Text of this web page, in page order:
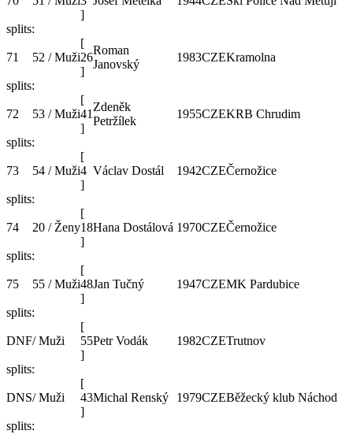
]
splits:
71 52 / Muži
[
26
]
Roman
Janovský
1983CZEKramolna
splits:
72 53 / Muži
[
41
]
Zdeněk
Petržílek
1955CZEKRB Chrudim
splits:
73 54 / Muži
[
4
]
Václav Dostál 1942CZEČernožice
splits:
74 20 / Ženy
[
18
]
Hana Dostálová 1970CZEČernožice
splits:
75 55 / Muži
[
48
]
Jan Tučný 1947CZEMK Pardubice
splits:
DNF/ Muži
[
55
]
Petr Vodák 1982CZETrutnov
splits:
DNS/ Muži
[
43
]
Michal Renský 1979CZEBěžecký klub Náchod
splits: